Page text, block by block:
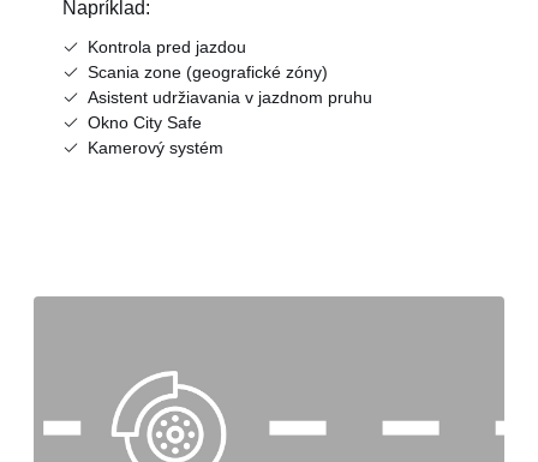
Napríklad:
Kontrola pred jazdou
Scania zone (geografické zóny)
Asistent udržiavania v jazdnom pruhu
Okno City Safe
Kamerový systém